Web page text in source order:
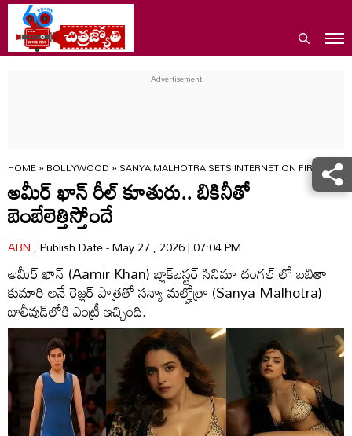
HOME»BOLLYWOOD»SANYA MALHOTRA SETS INTERNET ON FIRE
అమీర్ ఖాన్ రీల్ కూతురు.. బికినీతో
బెంబేలెత్తిస్తోందే
ABN, Publish Date - May 27 , 2026 | 07:04 PM
అమీర్ ఖాన్ (Aamir Khan) బ్లాక్‌బస్టర్ సినిమా దంగల్ లో బబితా
కుమారి అనే రెజ్లర్ పాత్రతో సన్యా మల్హోత్రా (Sanya Malhotra)
బాలీవుడ్‌లోకి ఎంట్రీ ఇచ్చింది.